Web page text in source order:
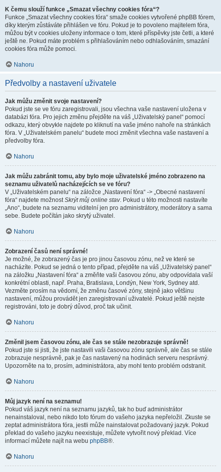
K čemu slouží funkce „Smazat všechny cookies fóra“?
Funkce „Smazat všechny cookies fóra“ smaže cookies vytvořené phpBB fórem,
díky kterým zůstáváte přihlášen ve fóru. Pokud je to povoleno majitelem fóra,
můžou být v cookies uloženy informace o tom, které příspěvky jste četli, a které
ještě ne. Pokud máte problém s přihlašováním nebo odhlašováním, smazání
cookies fóra může pomoci.
Nahoru
Předvolby a nastavení uživatele
Jak můžu změnit svoje nastavení?
Pokud jste se ve fóru zaregistrovali, jsou všechna vaše nastavení uložena v
databázi fóra. Pro jejich změnu přejděte na váš „Uživatelský panel“ pomocí
odkazu, který obvykle najdete po kliknutí na vaše jméno nahoře na stránkách
fóra. V „Uživatelském panelu“ budete moci změnit všechna vaše nastavení a
předvolby fóra.
Nahoru
Jak můžu zabránit tomu, aby bylo moje uživatelské jméno zobrazeno na
seznamu uživatelů nacházejících se ve fóru?
V „Uživatelském panelu“ na záložce „Nastavení fóra“ -> „Obecné nastavení
fóra“ najdete možnostSkrýt můj online stav. Pokud u této možnosti nastavíte
„Ano“, budete na seznamu viditelní jen pro administrátory, moderátory a sama
sebe. Budete počítán jako skrytý uživatel.
Nahoru
Zobrazení časů není správné!
Je možné, že zobrazený čas je pro jinou časovou zónu, než ve které se
nacházíte. Pokud se jedná o tento případ, přejděte na váš „Uživatelský panel“
na záložku „Nastavení fóra“ a změňte vaši časovou zónu, aby odpovídala vaší
konkrétní oblasti, např. Praha, Bratislava, Londýn, New York, Sydney atd.
Vezměte prosím na vědomí, že změnu časové zóny, stejně jako většinu
nastavení, můžou provádět jen zaregistrovaní uživatelé. Pokud ještě nejste
registrováni, toto je dobrý důvod, proč tak učinit.
Nahoru
Změnil jsem časovou zónu, ale čas se stále nezobrazuje správně!
Pokud jste si jisti, že jste nastavili vaši časovou zónu správně, ale čas se stále
zobrazuje nesprávně, pak je čas nastavený na hodinách serveru nesprávný.
Upozorněte na to, prosím, administrátora, aby mohl tento problém odstranit.
Nahoru
Můj jazyk není na seznamu!
Pokud váš jazyk není na seznamu jazyků, tak ho buď administrátor
nenainstaloval, nebo nikdo toto fórum do vašeho jazyka nepřeložil. Zkuste se
zeptat administrátora fóra, jestli může nainstalovat požadovaný jazyk. Pokud
překlad do vašeho jazyku neexistuje, můžete vytvořit nový překlad. Více
informací můžete najít na webu phpBB®.
Nahoru